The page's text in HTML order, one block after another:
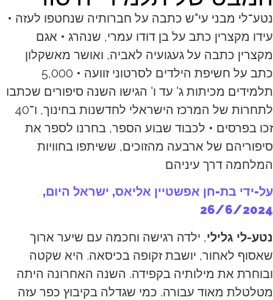
נטע־לי מבני עי"ש כתבה על חברותיה שנחטפו לעזה •
עידו מקצרין כתב על בן דודו עמרי, שנהרג • אגם
מקצרין כתבה על געגועיה לאביה, ואושר מאשקלון
כתב על חשיפת הילדים לסרטוני זוועה • 5,000
תלמידים מכיתות ג' עד ו' הגישו השנה סיפורים שכתבו
לתחרות של המרכז הישראלי לחדשנות בחינוך, ו־40
זכו בפרסים • לכבוד שבוע הספר, בחרנו לספר את
סיפוריהם של ארבעה מהזוכים, ששיתפו בחוויות
המלחמה דרך עיניהם
על-ידי בת-חן אפשטיין אליאס, ישראל היום,
26/6/2024
נטע-לי גלילי, ילדה רגישה וחכמה עם שיער ארוך
שאסוף לאחור, יושבת זקופה בכיסאה. היא שקטה
ובוחרת את מילותיה בקפידה. השנה האחרונה היתה
מטלטלת מאוד עבורה. כמי שגדלה בקיבוץ כפר עזה